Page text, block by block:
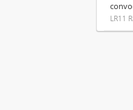
LR11